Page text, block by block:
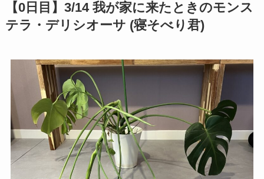
【0日目】3/14 我が家に来たときのモンス
テラ・デリシオーサ (寝そべり君)